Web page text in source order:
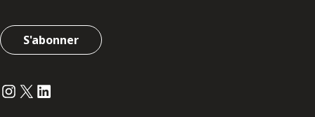
S'abonner
Instagram
Twitter
LinkedIn